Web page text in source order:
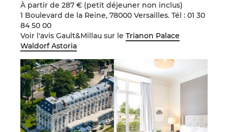
À partir de 287 € (petit déjeuner non inclus)
1 Boulevard de la Reine, 78000 Versailles. Tél : 01 30
84 50 00
Voir l'avis Gault&Millau sur le Trianon Palace
Waldorf Astoria